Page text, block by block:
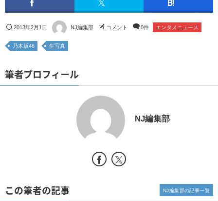
2013年2月1日 NJ編集部 コメント 0件 エンタメニュース
乃木坂46 生写真
筆者プロフィール
NJ編集部
この筆者の記事 NJ編集部の記事一覧